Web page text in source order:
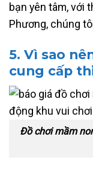
bạn yên tâm, với
Phương, chúng
5. Vì sao
cung cấp
Đồ chơi mầm